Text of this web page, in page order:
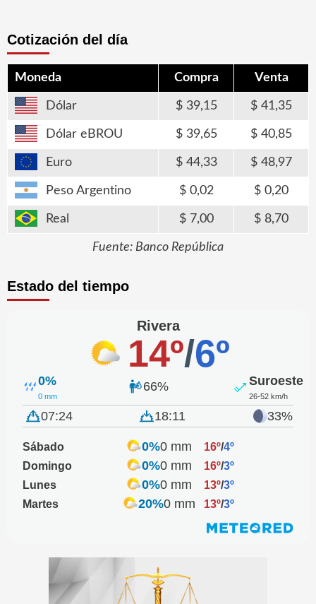
Cotización del día
Moneda Compra Venta
Dólar 39,15 41,35
Dólar eBROU 39,65 40,85
Euro 44,33 48,97
Peso Argentino 0,02 0,20
Real 7,00 8,70
Fuente: Banco República
Estado del tiempo
Rivera
14º/6º
0%
0 mm
66% Suroeste
26-52 km/h
07:24 18:11 33%
Sábado 0%0 mm 16º/4º
Domingo
0%0 mm 16º/3º
Lunes
0%0 mm 13º/3º
Martes
20%0 mm 13º/3º